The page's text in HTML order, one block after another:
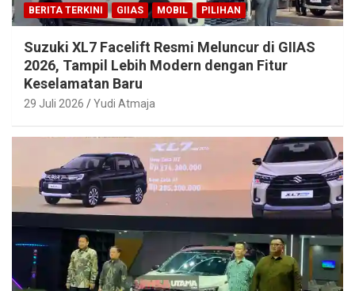
BERITA TERKINI GIIAS MOBIL PILIHAN
Suzuki XL7 Facelift Resmi Meluncur di GIIAS
2026, Tampil Lebih Modern dengan Fitur
Keselamatan Baru
29 Juli 2026 Yudi Atmaja